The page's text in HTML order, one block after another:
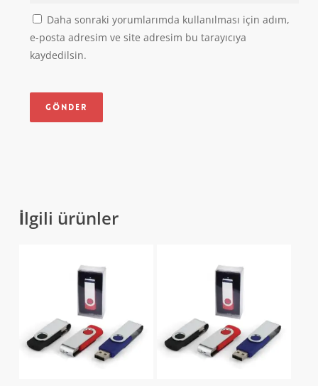
Daha sonraki yorumlarımda kullanılması için adım,
e-posta adresim ve site adresim bu tarayıcıya
kaydedilsin.
İlgili ürünler